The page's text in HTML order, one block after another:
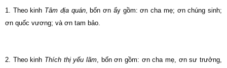
1. Theo kinh Tâm địa quán, bốn ơn ấy gồm: ơn cha mẹ; ơn chúng sinh;
ơn quốc vương; và ơn tam bảo.
2. Theo kinh Thích thị yếu lãm, bốn ơn gồm: ơn cha mẹ, ơn sư trưởng,